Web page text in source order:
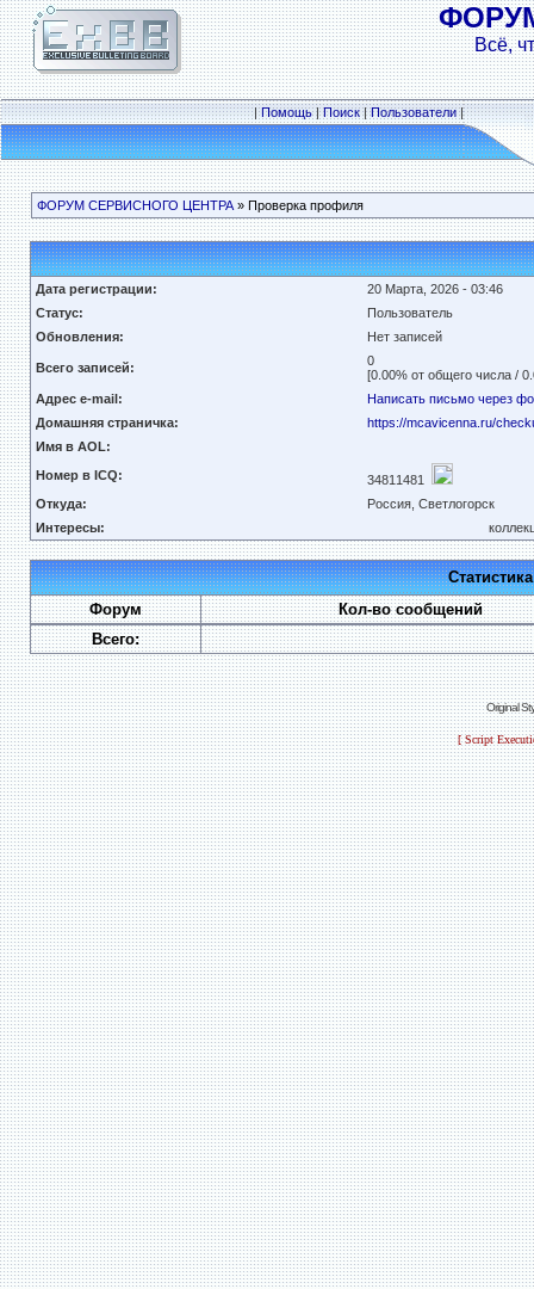
Всё,
|Помощь|Поиск|Пользователи|
ФОРУМ СЕРВИСНОГО ЦЕНТРА» Проверка профиля
Дата регистрации:
20 Марта, 2026 - 03:46
Статус:
Пользователь
Обновления:
Нет записей
Всего записей:
0
[0.00% от общего числа /
Адрес e-mail:
Написать письмо через
Домашняя страничка:
https://mcavicenna.ru/
Имя в AOL:
Номер в ICQ:
34811481
Откуда:
Россия, Светлогорск
Интересы:
Форум
Кол-во сообщений
Всего:
Original
[ Script